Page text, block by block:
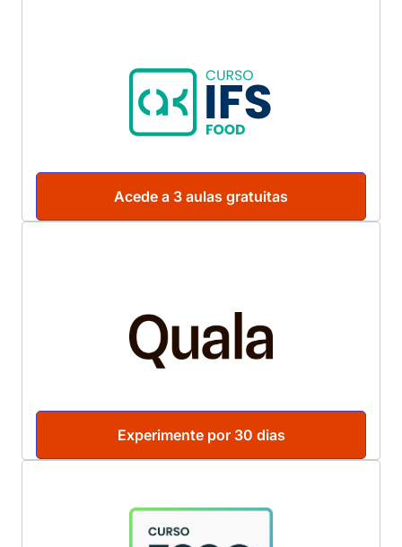
Acede a 3 aulas gratuitas
Experimente por 30 dias